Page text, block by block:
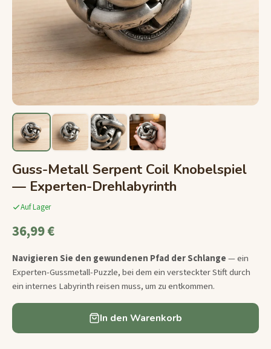
Guss-Metall Serpent Coil Knobelspiel
— Experten-Drehlabyrinth
Auf Lager
36,99 €
Navigieren Sie den gewundenen Pfad der Schlange— ein
Experten-Gussmetall-Puzzle, bei dem ein versteckter Stift durch
ein internes Labyrinth reisen muss, um zu entkommen.
In den Warenkorb